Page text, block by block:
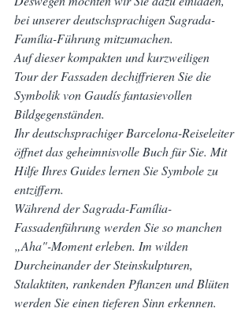
bei unserer deutschsprachigen Sagrada-
Família-Führung mitzumachen.
Auf dieser kompakten und kurzweiligen
Tour der Fassaden dechiffrieren Sie die
Symbolik von Gaudís fantasievollen
Bildgegenständen.
Ihr deutschsprachiger Barcelona-Reiseleiter
öffnet das geheimnisvolle Buch für Sie. Mit
Hilfe Ihres Guides lernen Sie Symbole zu
entziffern.
Während der Sagrada-Família-
Fassadenführung werden Sie so manchen
„Aha"-Moment erleben. Im wilden
Durcheinander der Steinskulpturen,
Stalaktiten, rankenden Pflanzen und Blüten
werden Sie einen tieferen Sinn erkennen.